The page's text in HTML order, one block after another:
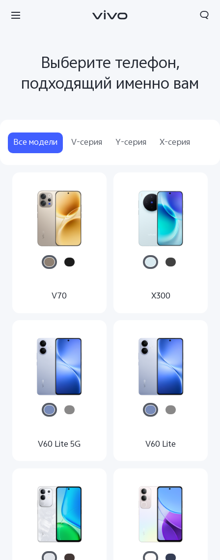
Azerbaijan | Выберите страну/регион
Выберите телефон,
подходящий именно вам
Все модели V-серия Y-серия X-серия
V70 X300
V60 Lite 5G V60 Lite